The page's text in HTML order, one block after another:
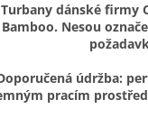
Turbany dánské firmy
Bamboo. Nesou
údržba:
pracím